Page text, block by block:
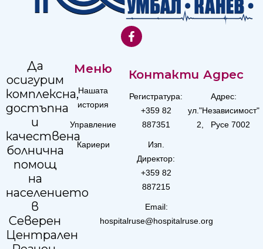
Да
осигурим
комплексна,
достъпна
и
качествена
болнична
помощ
на
населението
в
Северен
Централен
Меню
Нашата
история
Управление
Кариери
Контакти
Регистратура:
+359 82
887351
Изп.
Директор:
+359 82
887215
Email:
hospitalruse@hospitalruse.org
Адрес
Адрес:
ул."Независимост"
2, Русе 7002